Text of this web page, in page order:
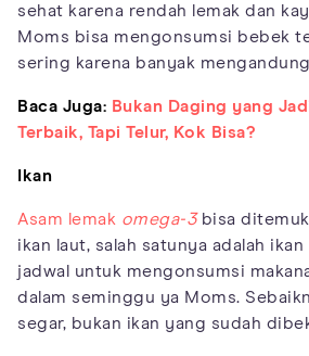
sehat karena rendah lemak dan
Moms bisa mengonsumsi bebek
sering karena banyak
Baca Juga: Bukan Daging yang
Terbaik, Tapi Telur, Kok Bisa?
Ikan
Asam lemak omega-3bisa
ikan laut, salah satunya adalah
jadwal untuk mengonsumsi
dalam seminggu ya Moms.
segar, bukan ikan yang sudah